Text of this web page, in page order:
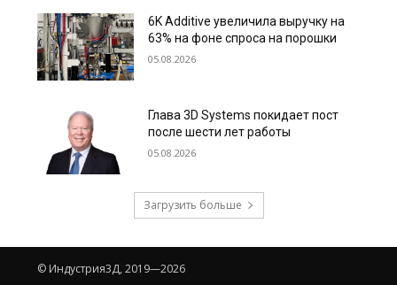
6K Additive увеличила выручку на
63% на фоне спроса на порошки
05.08.2026
Глава 3D Systems покидает пост
после шести лет работы
05.08.2026
Загрузить больше
© Индустрия3Д, 2019—2026